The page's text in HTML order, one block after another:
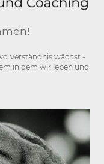
Verständnis wächst -
in dem wir leben und